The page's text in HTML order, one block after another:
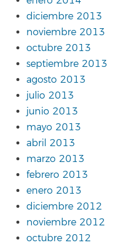
diciembre 2013
noviembre 2013
octubre 2013
septiembre 2013
agosto 2013
julio 2013
junio 2013
mayo 2013
abril 2013
marzo 2013
febrero 2013
enero 2013
diciembre 2012
noviembre 2012
octubre 2012